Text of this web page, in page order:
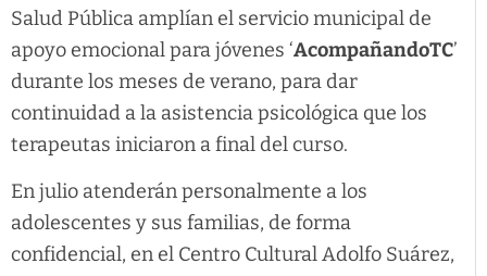
Salud Pública amplían el servicio municipal de
apoyo emocional para jóvenes ‘AcompañandoTC’
durante los meses de verano, para dar
continuidad a la asistencia psicológica que los
terapeutas iniciaron a final del curso.
En julio atenderán personalmente a los
adolescentes y sus familias, de forma
confidencial, en el Centro Cultural Adolfo Suárez,